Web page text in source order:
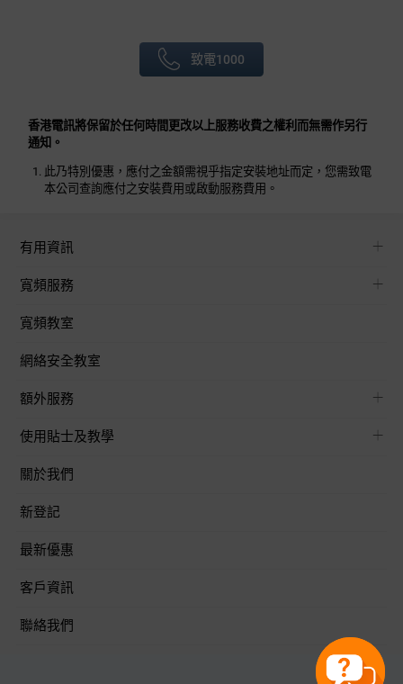
致電1000
香港電訊將保留於任何時間更改以上服務收費之權利而無需作另行
通知。
此乃特別優惠，應付之金額需視乎指定安裝地址而定，您需致電
本公司查詢應付之安裝費用或啟動服務費用。
有用資訊
寬頻服務
寬頻教室
網絡安全教室
額外服務
使用貼士及教學
關於我們
新登記
最新優惠
客戶資訊
聯絡我們